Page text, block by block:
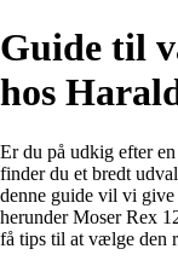
Guide til
hos
Er du på udkig efter
finder du et bredt
denne guide vil vi
herunder Moser Rex
få tips til at vælge den